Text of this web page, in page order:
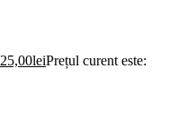
25,00leiPrețul curent este: